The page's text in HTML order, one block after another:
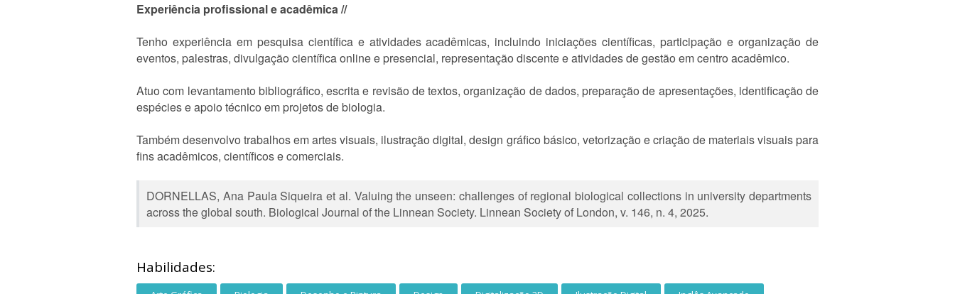
Experiência profissional e acadêmica //
Tenho experiência em pesquisa científica e atividades acadêmicas, incluindo iniciações científicas, participação e organização de
eventos, palestras, divulgação científica online e presencial, representação discente e atividades de gestão em centro acadêmico.
Atuo com levantamento bibliográfico, escrita e revisão de textos, organização de dados, preparação de apresentações, identificação de
espécies e apoio técnico em projetos de biologia.
Também desenvolvo trabalhos em artes visuais, ilustração digital, design gráfico básico, vetorização e criação de materiais visuais para
fins acadêmicos, científicos e comerciais.
DORNELLAS, Ana Paula Siqueira et al. Valuing the unseen: challenges of regional biological collections in university departments
across the global south. Biological Journal of the Linnean Society. Linnean Society of London, v. 146, n. 4, 2025.
Habilidades: